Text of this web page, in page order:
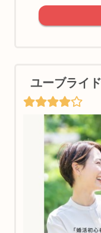
ユーブライ